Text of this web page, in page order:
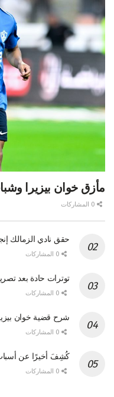
مأزق خوان بيزيرا
حقق نادي الزمالك
توترات حادة بعد
شرح قضية خوان
كُشِفَ أخيرًا عن